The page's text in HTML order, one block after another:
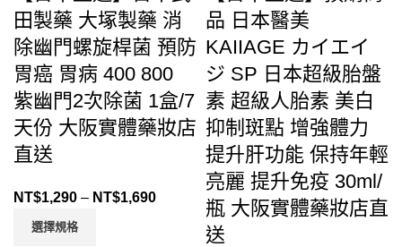
田製藥 大塚製藥 消
除幽門螺旋桿菌 預防
胃癌 胃病 400 800
紫幽門2次除菌 1盒/7
天份 大阪實體藥妝店
直送
NT$1,290 – NT$1,690
選擇規格
品 日本醫美
KAIIAGE カイエイ
ジ SP 日本超級胎盤
素 超級人胎素 美白
抑制斑點 增強體力
提升肝功能 保持年輕
亮麗 提升免疫 30ml/
瓶 大阪實體藥妝店直
送